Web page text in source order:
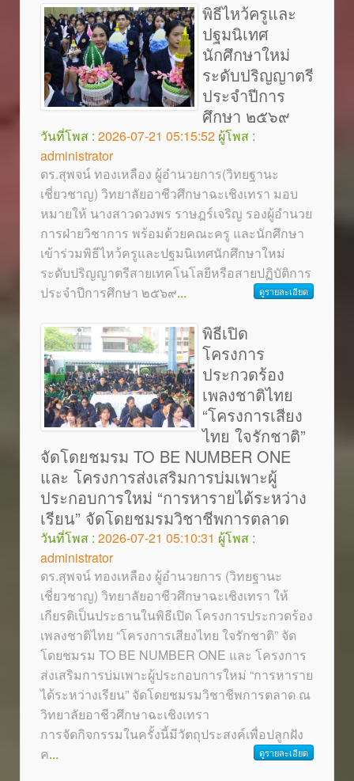
พิธีไหว้ครูและ
ปฐมนิเทศ
นักศึกษาใหม่
ระดับปริญญาตรี
ประจำปีการ
ศึกษา ๒๕๖๙
วันที่โพส : 2026-07-21 05:15:52 ผู้โพส :
administrator
ดร.สุพจน์ ทองเหลือง ผู้อำนวยการ(วิทยฐานะ
เชี่ยวชาญ) วิทยาลัยอาชีวศึกษาฉะเชิงเทรา มอบ
หมายให้ นางสาวดวงพร ราษฎร์เจริญ รองผู้อำนวย
การฝ่ายวิชาการ พร้อมด้วยคณะครู และนักศึกษา
เข้าร่วมพิธีไหว้ครูและปฐมนิเทศนักศึกษาใหม่
ระดับปริญญาตรีสายเทคโนโลยีหรือสายปฏิบัติการ
ประจำปีการศึกษา ๒๕๖๙... ดูรายละเอียด
พิธีเปิด
โครงการ
ประกวดร้อง
เพลงชาติไทย
“โครงการเสียง
ไทย ใจรักชาติ”
จัดโดยชมรม TO BE NUMBER ONE
และ โครงการส่งเสริมการบ่มเพาะผู้
ประกอบการใหม่ “การหารายได้ระหว่าง
เรียน” จัดโดยชมรมวิชาชีพการตลาด
วันที่โพส : 2026-07-21 05:10:31 ผู้โพส :
administrator
ดร.สุพจน์ ทองเหลือง ผู้อำนวยการ (วิทยฐานะ
เชี่ยวชาญ) วิทยาลัยอาชีวศึกษาฉะเชิงเทรา ให้
เกียรติเป็นประธานในพิธีเปิด โครงการประกวดร้อง
เพลงชาติไทย “โครงการเสียงไทย ใจรักชาติ” จัด
โดยชมรม TO BE NUMBER ONE และ โครงการ
ส่งเสริมการบ่มเพาะผู้ประกอบการใหม่ “การหาราย
ได้ระหว่างเรียน” จัดโดยชมรมวิชาชีพการตลาด ณ
วิทยาลัยอาชีวศึกษาฉะเชิงเทรา
การจัดกิจกรรมในครั้งนี้มีวัตถุประสงค์เพื่อปลูกฝัง
ค... ดูรายละเอียด